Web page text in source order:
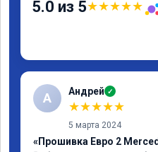
5.0 из 5★★★★★
А Андрей ✓
★★★★★
5 марта 2024
«Прошивка Евро 2